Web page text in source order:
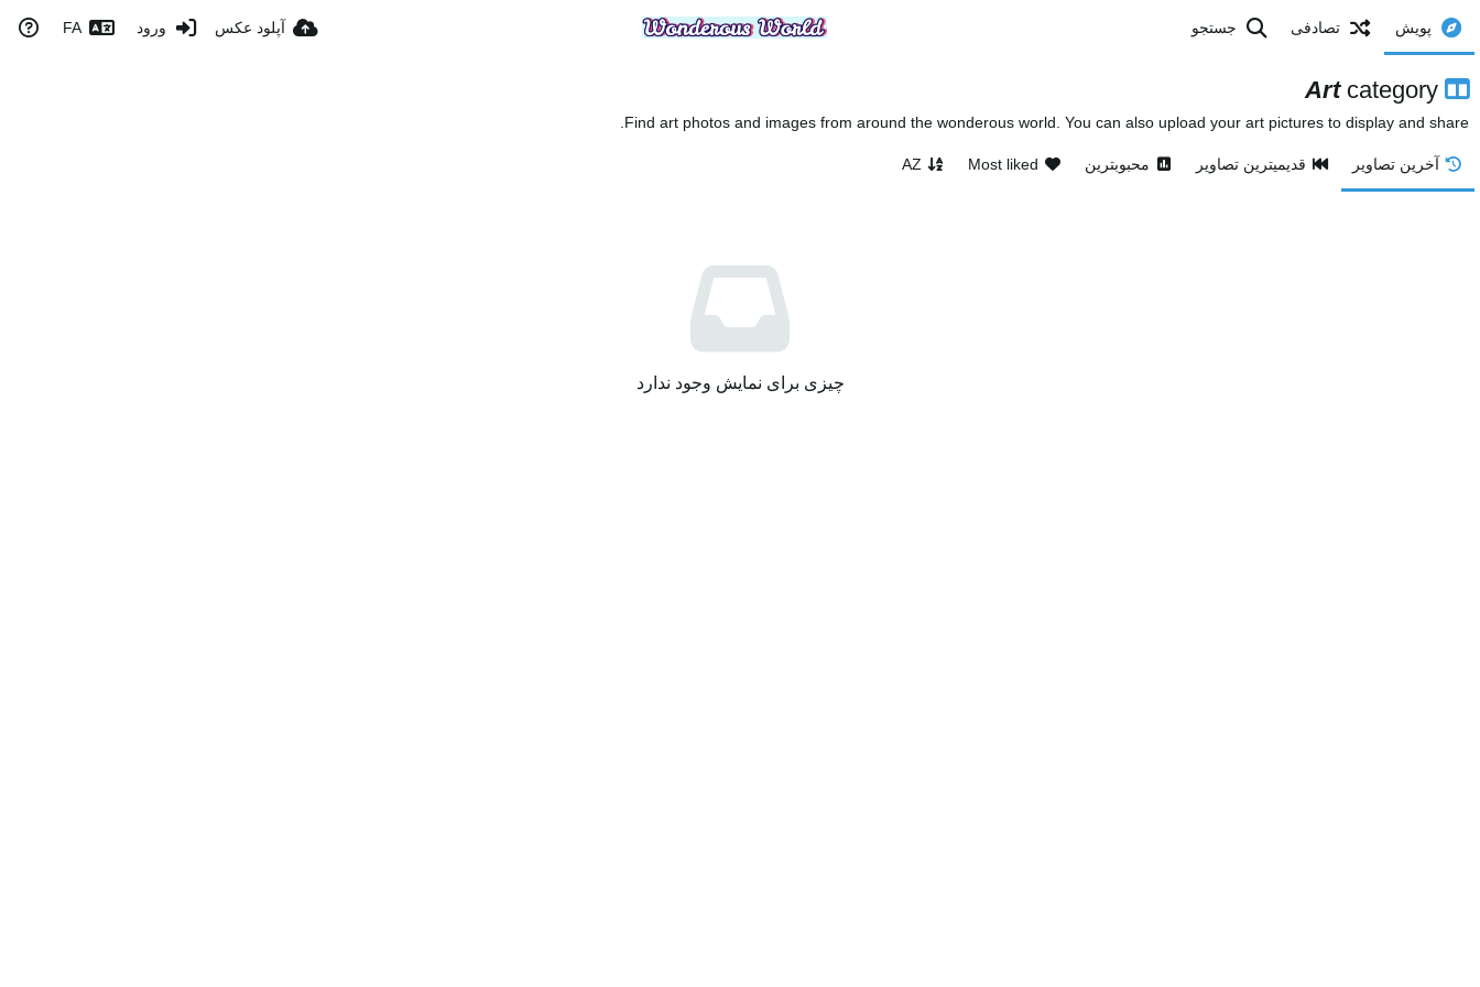
پویش تصادفی جستجو آپلود عکس ورود FA
Artcategory
Find art photos and images from around the wonderous world. You can also upload your art pictures to display and share.
آخرین تصاویر قدیمیترین تصاویر محبوبترین Most liked
AZ
چیزی برای نمایش وجود ندارد